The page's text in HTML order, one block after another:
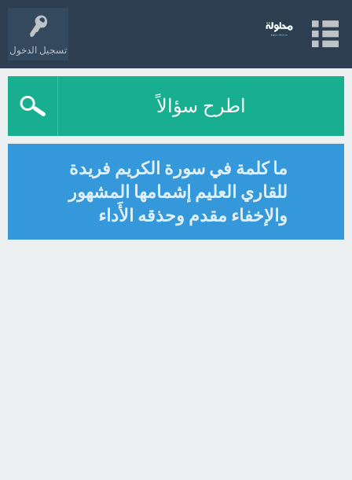
تسجيل الدخول
اطرح سؤالاً
ما كلمة في سورة الكريم فريدة
للقاري العليم إشمامها المشهور
والإخفاء مقدم وحذقه الأَداء